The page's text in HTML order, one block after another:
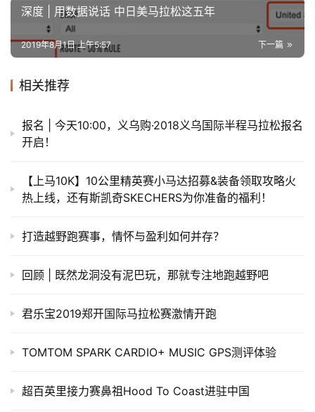
深度 | 用数据说话 中日美马拉松这五年
下一篇
2019年8月1日 上午5:57
相关推荐
报名 | 今天10:00，义乌购·2018义乌国际半程马拉松报名
开启！
【上马10K】10公里精英赛小马达招募&装备领取攻略火
热上线，还有斯凯奇SKECHERS为你准备的福利！
打造越野跑赛事，情怀与盈利如何并存？
回顾 | 既然龙洞没有泥巴玩，那就专注地跑越野吧
君乐宝2019郑开国际马拉松赛激情开跑
TOMTOM SPARK CARDIO+ MUSIC GPS测评体验
超百英里接力赛鼻祖Hood To Coast进驻中国